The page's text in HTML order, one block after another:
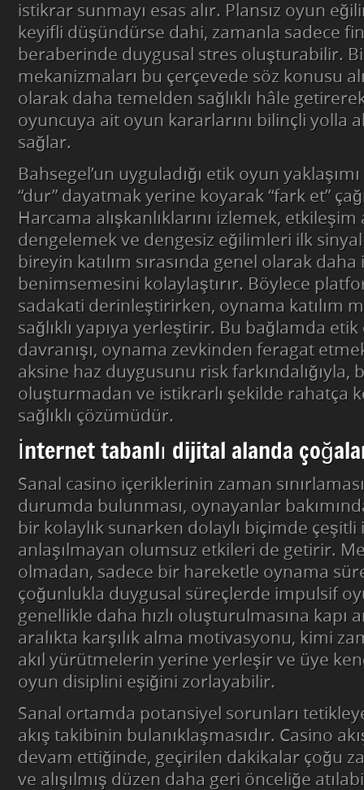
istikrar sunmayı esas alır. Plansız oyun
keyifli düşündürse dahi, zamanla sadece
beraberinde duygusal stres oluşturabilir.
mekanizmaları bu çerçevede söz konusu
olarak daha temelden sağlıklı hâle
oyuncuya ait oyun kararlarını bilinçli yolla
sağlar.
Bahsegel’un uyguladığı etik oyun
“dur” dayatmak yerine koyarak “fark et”
Harcama alışkanlıklarını izlemek, etkileşim
dengelemek ve dengesiz eğilimleri ilk
bireyin katılım sırasında genel olarak daha
benimsemesini kolaylaştırır. Böylece
sadakati derinleştirirken, oynama katılım
sağlıklı yapıya yerleştirir. Bu bağlamda
davranışı, oynama zevkinden feragat
aksine haz duygusunu risk farkındalığıyla,
oluşturmadan ve istikrarlı şekilde rahatça
sağlıklı çözümüdür.
İnternet tabanlı dijital alanda
Sanal casino içeriklerinin zaman
durumda bulunması, oynayanlar
bir kolaylık sunarken dolaylı biçimde çeşitli
anlaşılmayan olumsuz etkileri de getirir.
olmadan, sadece bir hareketle oynama
çoğunlukla duygusal süreçlerde impulsif
genellikle daha hızlı oluşturulmasına kapı
aralıkta karşılık alma motivasyonu, kimi
akıl yürütmelerin yerine yerleşir ve üye
oyun disiplini eşiğini zorlayabilir.
Sanal ortamda potansiyel sorunları
akış takibinin bulanıklaşmasıdır. Casino
devam ettiğinde, geçirilen dakikalar çoğu
ve alışılmış düzen daha geri önceliğe